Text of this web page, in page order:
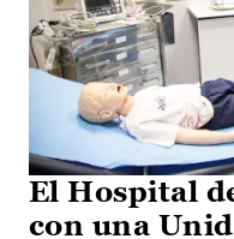
El Hospital
con una